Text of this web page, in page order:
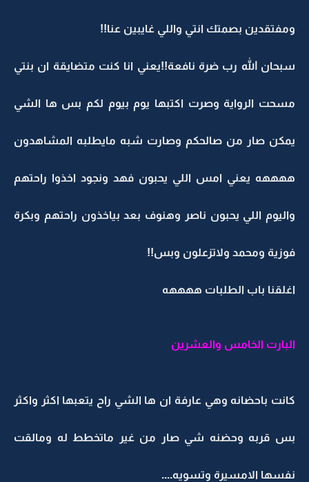
ومفتقدين بصمتك انتي واللي غايبين عنا!!
سبحان الله رب ضرة نافعة!!يعني انا كنت متضايقة ان بنتي
مسحت الرواية وصرت اكتبها يوم بيوم لكم بس ها الشي
يمكن صار من صالحكم وصارت شبه مايطلبه المشاهدون
ههههه يعني امس اللي يحبون فهد ونجود اخذوا راحتهم
واليوم اللي يحبون ناصر وهنوف بعد بياخذون راحتهم وبكرة
فوزية ومحمد ولاتزعلون وبس!!
اغلقنا باب الطلبات ههههه
البارت الخامس والعشرين
كانت باحضانه وهي عارفة ان ها الشي راح يتعبها اكثر واكثر
بس قربه وحضنه شي صار من غير ماتخطط له ومالقت
نفسها الامسيرة وتسويه....